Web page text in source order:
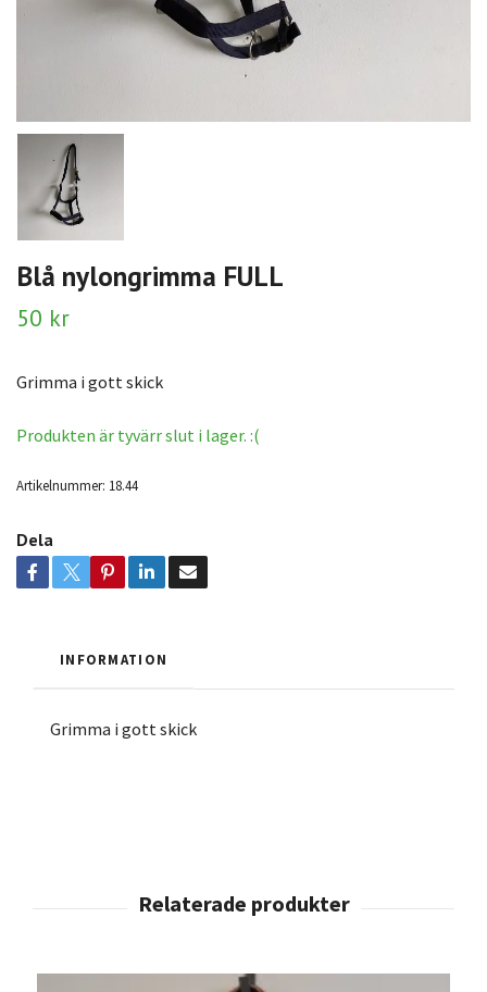
Blå nylongrimma FULL
50 kr
Grimma i gott skick
Produkten är tyvärr slut i lager. :(
Artikelnummer: 18.44
Dela
INFORMATION
Grimma i gott skick